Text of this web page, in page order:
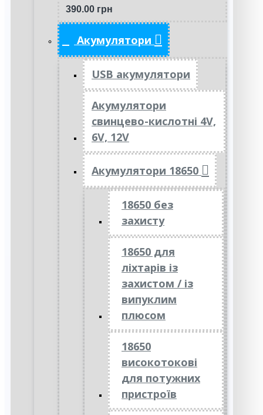
390.00 грн
Акумулятори
USB акумулятори
Акумулятори
свинцево-кислотні 4V,
6V, 12V
Акумулятори 18650
18650 без
захисту
18650 для
ліхтарів із
захистом / із
випуклим
плюсом
18650
високотокові
для потужних
пристроїв